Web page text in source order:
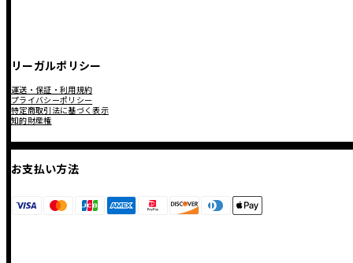
リーガルポリシー
運送・保証・利用規約
プライバシーポリシー
特定商取引法に基づく表示
知的財産権
お支払い方法